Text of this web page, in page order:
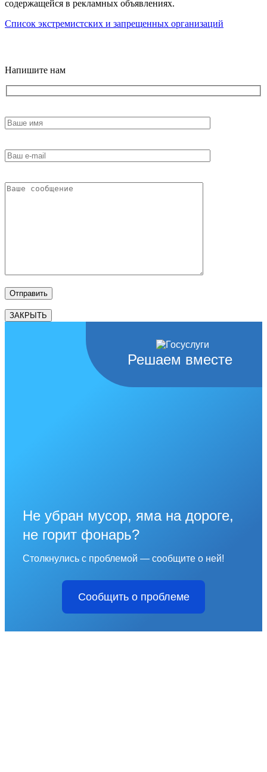
содержащейся в рекламных объявлениях.
Список экстремистских и запрещенных организаций
Напишите нам
ЗАКРЫТЬ
Решаем вместе
Не убран мусор, яма на дороге,
не горит фонарь?
Столкнулись с проблемой — сообщите о ней!
Сообщить о проблеме